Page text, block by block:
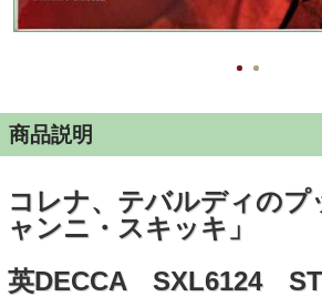
商品説明
コレナ、テバルディのプ
ャンニ・スキッキ」
英DECCA SXL6124